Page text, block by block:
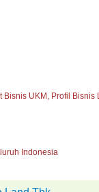
Bisnis UKM, Profil Bisnis
Indonesia